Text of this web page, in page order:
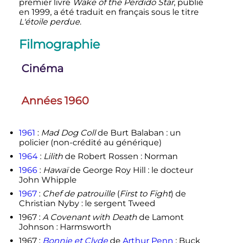
premier livre Wake of the Perdido Star, publié
en 1999, a été traduit en français sous le titre
L'étoile perdue.
Filmographie
Cinéma
Années 1960
1961 : Mad Dog Collde Burt Balaban : un
policier (non-crédité au générique)
1964: Lilithde Robert Rossen : Norman
1966: Hawaïde George Roy Hill : le docteur
John Whipple
1967: Chef de patrouille(First to Fight) de
Christian Nyby : le sergent Tweed
1967 : A Covenant with Deathde Lamont
Johnson : Harmsworth
1967 : Bonnie et Clydede Arthur Penn : Buck